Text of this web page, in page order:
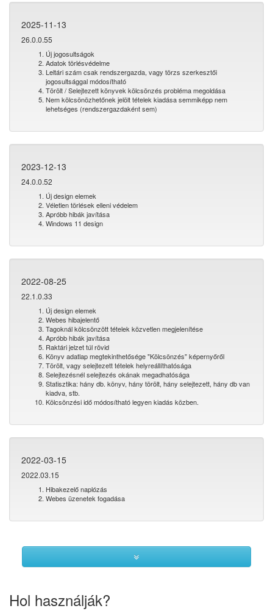
2025-11-13
26.0.0.55
Új jogosultságok
Adatok törlésvédelme
Leltári szám csak rendszergazda, vagy törzs szerkesztői
jogosultsággal módosítható
Törölt / Selejtezett könyvek kölcsönzés probléma megoldása
Nem kölcsönözhetőnek jelölt tételek kiadása semmiképp nem
lehetséges (rendszergazdaként sem)
2023-12-13
24.0.0.52
Új design elemek
Véletlen törlések elleni védelem
Apróbb hibák javítása
Windows 11 design
2022-08-25
22.1.0.33
Új design elemek
Webes hibajelentő
Tagoknál kölcsönzött tételek közvetlen megjelenítése
Apróbb hibák javítása
Raktári jelzet túl rövid
Könyv adatlap megtekinthetősége "Kölcsönzés" képernyőről
Törölt, vagy selejtezett tételek helyreállíthatósága
Selejtezésnél selejtezés okának megadhatósága
Statisztika: hány db. könyv, hány törölt, hány selejtezett, hány db van
kiadva, stb.
Kölcsönzési idő módosítható legyen kiadás közben.
2022-03-15
2022.03.15
Hibakezelő naplózás
Webes üzenetek fogadása
Hol használják?